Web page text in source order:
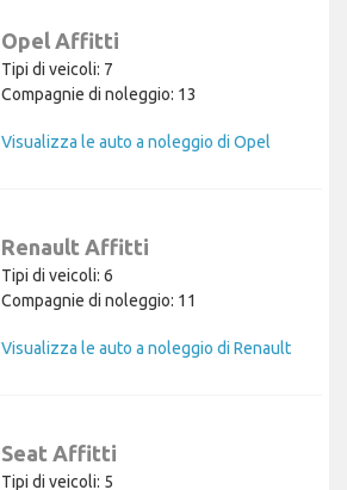
Opel Affitti
Tipi di veicoli: 7
Compagnie di noleggio: 13
Visualizza le auto a noleggio di Opel
Renault Affitti
Tipi di veicoli: 6
Compagnie di noleggio: 11
Visualizza le auto a noleggio di Renault
Seat Affitti
Tipi di veicoli: 5